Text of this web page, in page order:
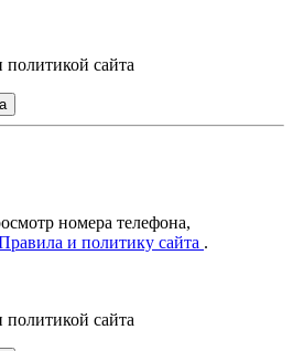
политикой сайта
номера телефона,
и политику сайта .
политикой сайта